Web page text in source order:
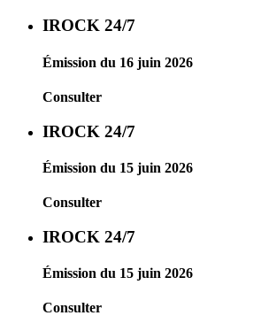
IROCK 24/7
Émission du 16 juin 2026
Consulter
IROCK 24/7
Émission du 15 juin 2026
Consulter
IROCK 24/7
Émission du 15 juin 2026
Consulter